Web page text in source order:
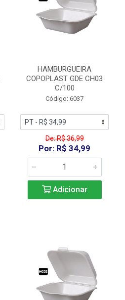
HAMBURGUEIRA
COPOPLAST GDE CH03
C/100
Código: 6037
De: R$ 36,99
Por: R$ 34,99
Adicionar